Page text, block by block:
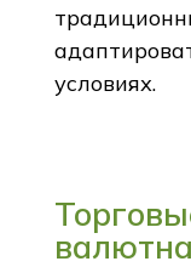
условиях.